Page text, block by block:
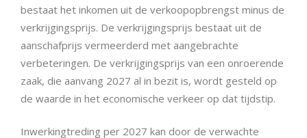
bestaat het inkomen uit de verkoopopbrengst minus de
verkrijgingsprijs. De verkrijgingsprijs bestaat uit de
aanschafprijs vermeerderd met aangebrachte
verbeteringen. De verkrijgingsprijs van een onroerende
zaak, die aanvang 2027 al in bezit is, wordt gesteld op
de waarde in het economische verkeer op dat tijdstip.
Inwerkingtreding per 2027 kan door de verwachte